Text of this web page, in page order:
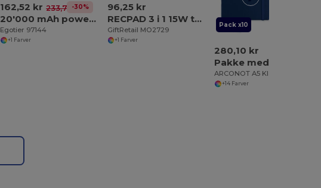
162,52 kr 233,75 kr
-30%
20'000 mAh powerbank i genanvendt ABS (100 % rABS) med 15 W superhurtig trådløs oplader
Egotier 97144
+1 Farver
96,25 kr
RECPAD 3 i 1 15W trådløs oplader
GiftRetail MO2729
+1 Farver
Pack x10
280,10 kr
+14 Farver